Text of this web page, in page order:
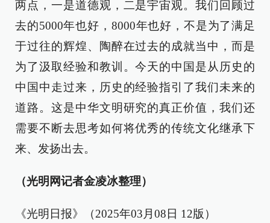
两点，一是道德观，二是宇宙观。我们回顾过
去的5000年也好，8000年也好，不是为了满足
于过往的辉煌、陶醉在过去的成就当中，而是
为了汲取经验和教训。今天的中国是从历史的
中国中走过来，历史的经验指引了我们未来的
道路。这是中华文明研究的真正价值，我们还
需要不断去思考如何将优秀的传统文化继承下
来、发扬出去。
（光明网记者金凌冰整理）
《光明日报》（2025年03月08日 12版）